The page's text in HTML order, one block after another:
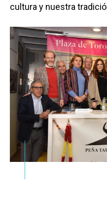
cultura y nuestra